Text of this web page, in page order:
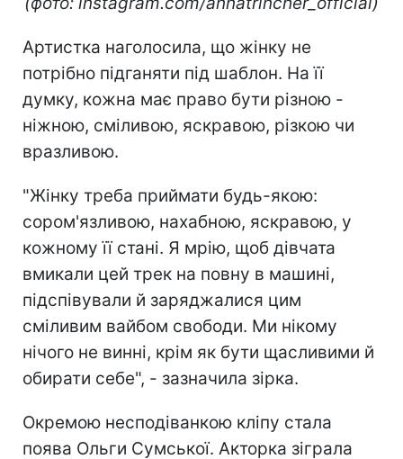
Артистка наголосила, що жінку не
потрібно підганяти під шаблон. На її
думку, кожна має право бути різною -
ніжною, сміливою, яскравою, різкою чи
вразливою.
"Жінку треба приймати будь-якою:
сором'язливою, нахабною, яскравою, у
кожному її стані. Я мрію, щоб дівчата
вмикали цей трек на повну в машині,
підспівували й заряджалися цим
сміливим вайбом свободи. Ми нікому
нічого не винні, крім як бути щасливими й
обирати себе", - зазначила зірка.
Окремою несподіванкою кліпу стала
поява Ольги Сумської. Акторка зіграла